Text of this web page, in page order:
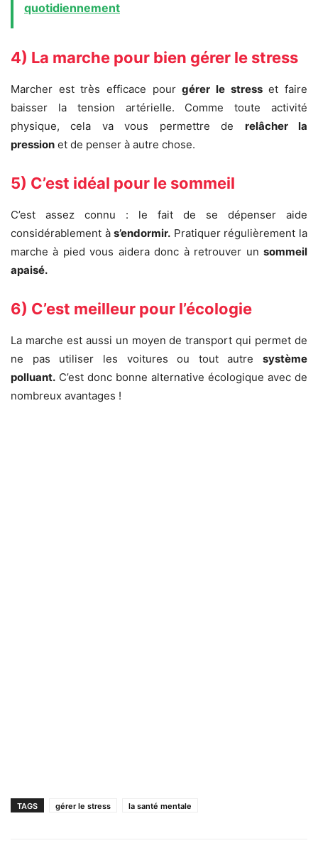
quotidiennement
4) La marche pour bien gérer le stress
Marcher est très efficace pourgérer le stresset faire
baisser la tension artérielle. Comme toute activité
physique, cela va vous permettre de relâcher la
pression et de penser à autre chose.
5) C’est idéal pour le sommeil
C’est assez connu : le fait de se dépenser aide
considérablement às’endormir. Pratiquer régulièrement la
marche à pied vous aidera donc à retrouver un sommeil
apaisé.
6) C’est meilleur pour l’écologie
La marche est aussi un moyen de transport qui permet de
ne pas utiliser les voitures ou tout autre système
polluant. C’est donc bonne alternative écologique avec de
nombreux avantages !
TAGS gérer le stress la santé mentale